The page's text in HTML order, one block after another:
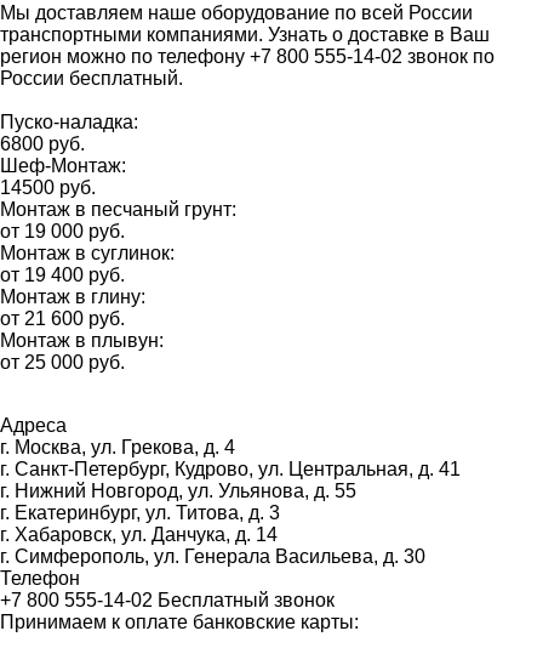
Мы доставляем наше оборудование по всей России
транспортными компаниями. Узнать о доставке в Ваш
регион можно по телефону +7 800 555-14-02 звонок по
России бесплатный.
Пуско-наладка:
6800 руб.
Шеф-Монтаж:
14500 руб.
Монтаж в песчаный грунт:
от 19 000 руб.
Монтаж в суглинок:
от 19 400 руб.
Монтаж в глину:
от 21 600 руб.
Монтаж в плывун:
от 25 000 руб.
Адресa
г. Москва, ул. Грекова, д. 4
г. Cанкт-Петербург, Кудрово, ул. Центральная, д. 41
г. Нижний Новгород, ул. Ульянова, д. 55
г. Екатеринбург, ул. Титова, д. 3
г. Хабаровск, ул. Данчука, д. 14
г. Симферополь, ул. Генерала Васильева, д. 30
Телефон
+7 800 555-14-02 Бесплатный звонок
Принимаем к оплате банковские карты: